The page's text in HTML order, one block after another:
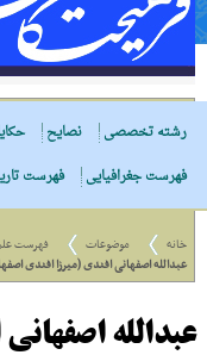
رشته تخصصی
نصایح
فهرست جغرافیایی
فهرست
خانه موضوعات فهرست
عبدالله اصفهانی افندی (میرزا افندی
عبدالله